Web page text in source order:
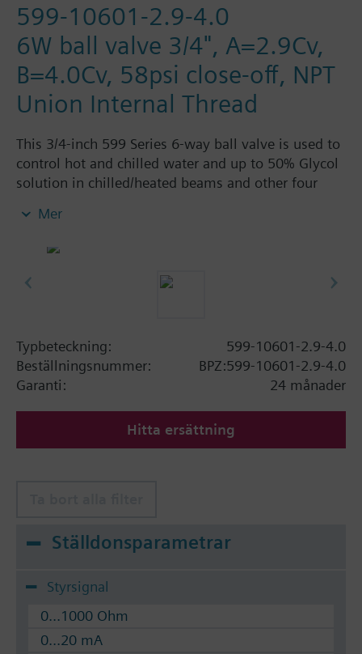
599-10601-2.9-4.0
6W ball valve 3/4", A=2.9Cv,
B=4.0Cv, 58psi close-off, NPT
Union Internal Thread
This 3/4-inch 599 Series 6-way ball valve is used to
control hot and chilled water and up to 50% Glycol
solution in chilled/heated beams and other four
Source A = 2.9 Cv and Source B = 4.0 Cv, linear flow
handle for manual operation of the valve in the
Mer
Typbeteckning:
599-10601-2.9-4.0
Beställningsnummer:
BPZ:599-10601-2.9-4.0
Garanti:
24 månader
Hitta ersättning
Ställdonsparametrar
Styrsignal
0...1000 Ohm
0...20 mA